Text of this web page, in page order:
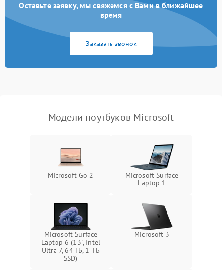
Неисправность зарядного
питания
2000 ₽ Подробнее →
неисправности кулера
пропадание диска
оперативной памяти:
вылеты приложений,
синие экраны
Подробнее →
Оставьте заявку, мы свяжемся с Вами в ближайшее
время
Заказать звонок
Модели ноутбуков Microsoft
Microsoft Go 2
Microsoft Surface
Laptop 1
Microsoft Surface
Laptop 6 (13", Intel
Ultra 7, 64 ГБ, 1 ТБ
SSD)
Microsoft 3